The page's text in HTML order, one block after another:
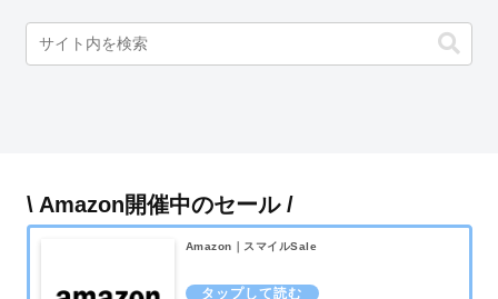
\ Amazon開催中のセール /
Amazon｜スマイルSale